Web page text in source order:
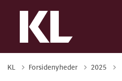
KL Forsidenyheder 2025